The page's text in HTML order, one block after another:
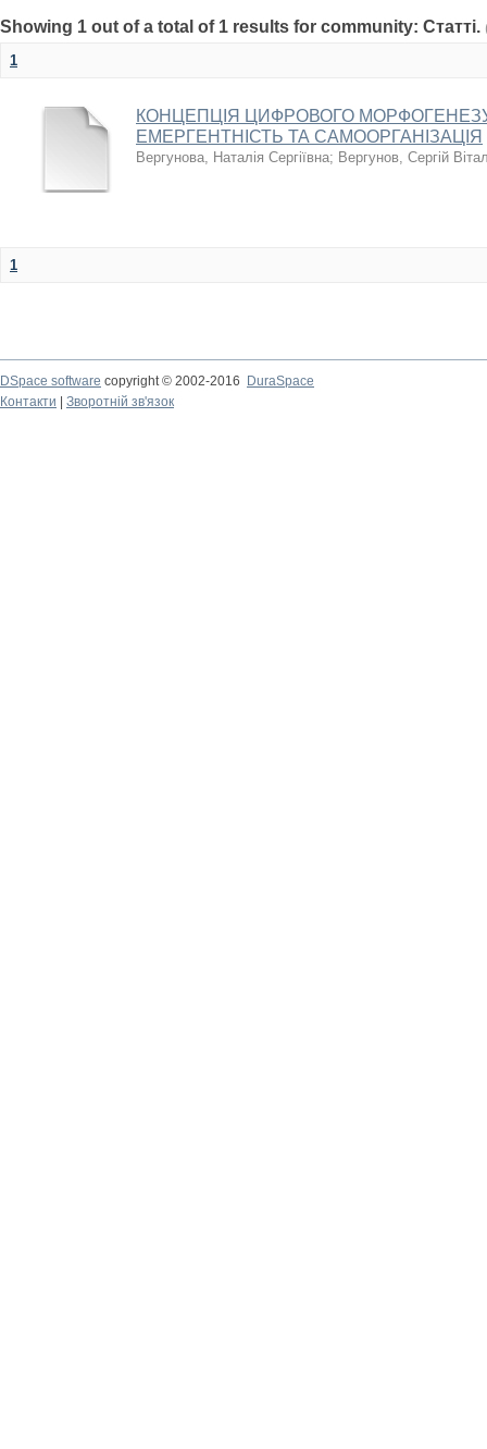
Showing 1 out of a total of 1 results for community: Статті.
1
КОНЦЕПЦІЯ ЦИФРОВОГО
ЕМЕРГЕНТНІСТЬ ТА САМООРГАНІЗАЦІЯ
Вергунова, Наталія Сергіївна; Вергунов, Сергій
1
DSpace software copyright © 2002-2016
DuraSpace
Контакти
Зворотній зв'язок